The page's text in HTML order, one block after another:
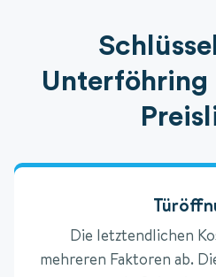
Unterföhring
Die letztendlichen
mehreren Faktoren ab.